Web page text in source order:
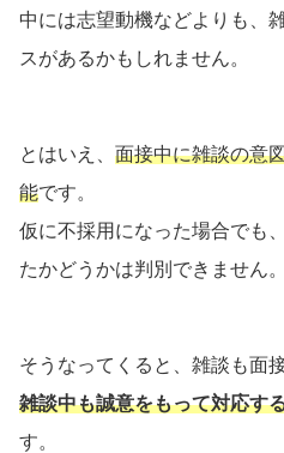
中には志望動機などよりも、
スがあるかもしれません。
とはいえ、 面接中に雑談の意
能です。
仮に不採用になった場合でも
たかどうかは判別できません。
そうなってくると、雑談も面
雑談中も誠意をもって対応す
す。